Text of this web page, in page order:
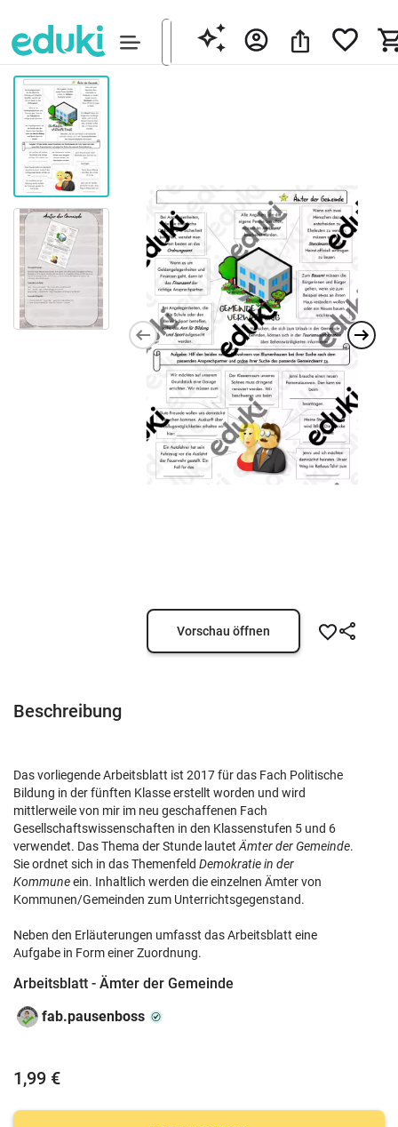
Vorschau öffnen
Beschreibung
Das vorliegende Arbeitsblatt ist 2017 für das Fach Politische
Bildung in der fünften Klasse erstellt worden und wird
mittlerweile von mir im neu geschaffenen Fach
Gesellschaftswissenschaften in den Klassenstufen 5 und 6
verwendet. Das Thema der Stunde lautet Ämter der Gemeinde.
Sie ordnet sich in das Themenfeld Demokratie in der
Kommuneein. Inhaltlich werden die einzelnen Ämter von
Kommunen/Gemeinden zum Unterrichtsgegenstand.
Neben den Erläuterungen umfasst das Arbeitsblatt eine
Aufgabe in Form einer Zuordnung.
Arbeitsblatt - Ämter der Gemeinde
fab.pausenboss
1,99 €